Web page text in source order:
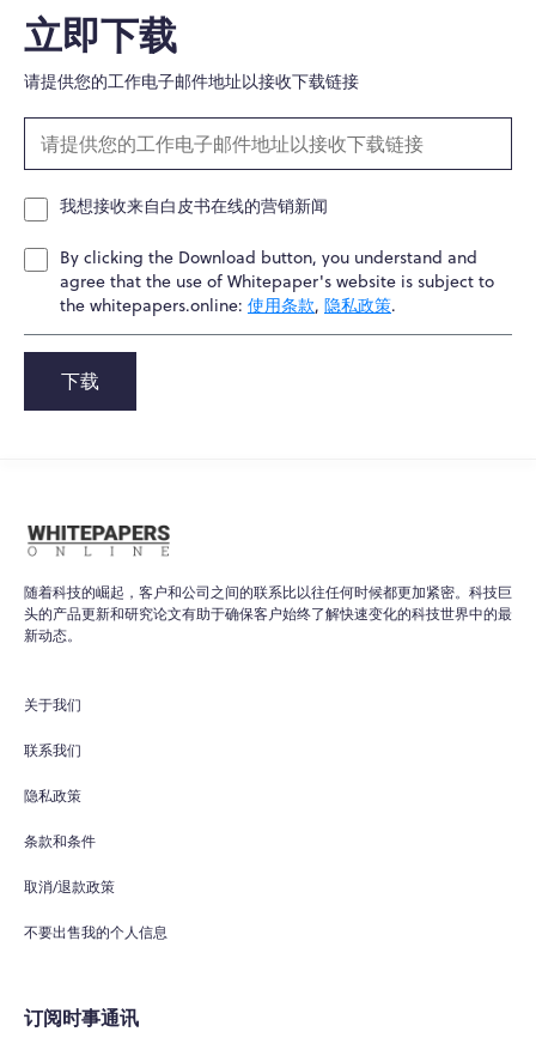
立即下载
请提供您的工作电子邮件地址以接收下载链接
我想接收来自白皮书在线的营销新闻
By clicking the Download button, you understand and
agree that the use of Whitepaper's website is subject to
the whitepapers.online: 使用条款, 隐私政策.
下载
随着科技的崛起，客户和公司之间的联系比以往任何时候都更加紧密。科技巨
头的产品更新和研究论文有助于确保客户始终了解快速变化的科技世界中的最
新动态。
关于我们
联系我们
隐私政策
条款和条件
取消/退款政策
不要出售我的个人信息
订阅时事通讯